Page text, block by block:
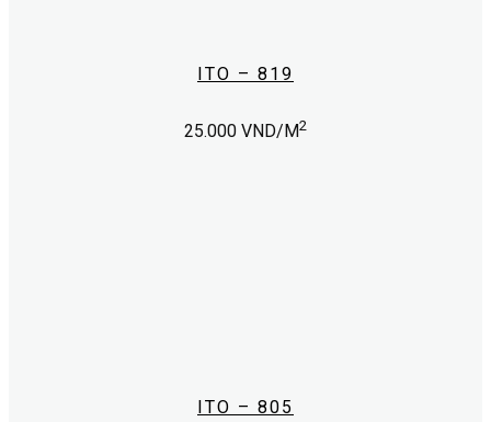
ITO – 819
25.000 VND/M2
ITO – 805